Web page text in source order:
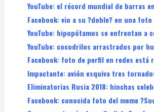
YouTube: el récord mundial de barras
Facebook: vio a su ?doble? en una
YouTube: hipopótamos se enfrentan a
YouTube: cocodrilos arrastrados por
Facebook: foto de perfil en redes está
Impactante: avión esquiva tres
Eliminatorias Rusia 2018: hinchas
Facebook: conocida foto del meme